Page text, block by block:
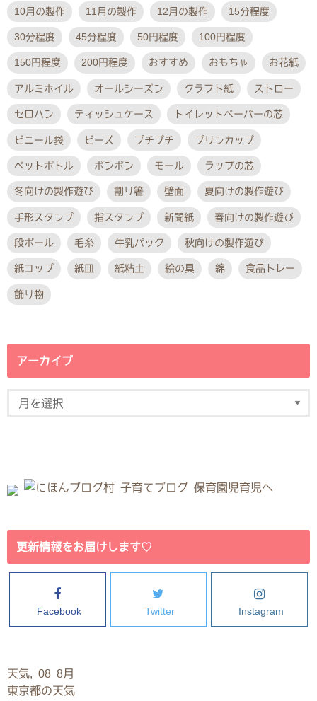
10月の製作 11月の製作 12月の製作 15分程度
30分程度 45分程度 50円程度 100円程度
150円程度 200円程度 おすすめ おもちゃ お花紙
アルミホイル オールシーズン クラフト紙 ストロー
セロハン ティッシュケース トイレットペーパーの芯
ビニール袋 ビーズ プチプチ プリンカップ
ペットボトル ポンポン モール ラップの芯
冬向けの製作遊び 割り箸 壁面 夏向けの製作遊び
手形スタンプ 指スタンプ 新聞紙 春向けの製作遊び
段ボール 毛糸 牛乳パック 秋向けの製作遊び
紙コップ 紙皿 紙粘土 絵の具 綿 食品トレー
飾り物
アーカイブ
更新情報をお届けします♡
Facebook Twitter Instagram
天気, 08 8月
東京都の天気